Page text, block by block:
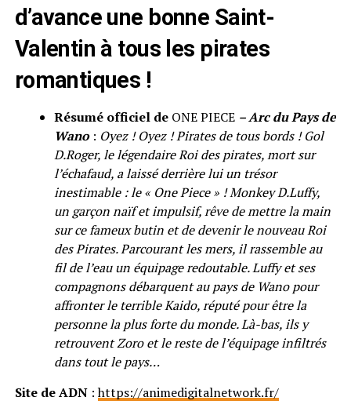
d’avance une bonne Saint-
Valentin à tous les pirates
romantiques !
Résumé officiel de ONE PIECE – Arc du Pays de
Wano: Oyez ! Oyez ! Pirates de tous bords ! Gol
D.Roger, le légendaire Roi des pirates, mort sur
l’échafaud, a laissé derrière lui un trésor
inestimable : le « One Piece » ! Monkey D.Luffy,
un garçon naïf et impulsif, rêve de mettre la main
sur ce fameux butin et de devenir le nouveau Roi
des Pirates. Parcourant les mers, il rassemble au
fil de l’eau un équipage redoutable. Luffy et ses
compagnons débarquent au pays de Wano pour
affronter le terrible Kaido, réputé pour être la
personne la plus forte du monde. Là-bas, ils y
retrouvent Zoro et le reste de l’équipage infiltrés
dans tout le pays…
Site de ADN:https://animedigitalnetwork.fr/